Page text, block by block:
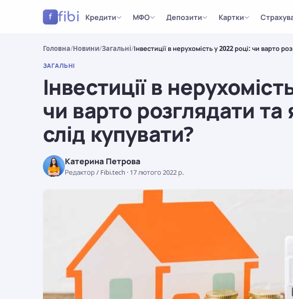
f fibi Кредити МФО Депозити Картки
Головна/Новини/Загальні/Інвестиції в нерухомість у 2022 році: чи варто
ЗАГАЛЬНІ
Інвестиції в
чи варто розглядати та
слід купувати?
Катерина Петрова
Редактор / Fibi.tech · 17 лютого 2022 р.